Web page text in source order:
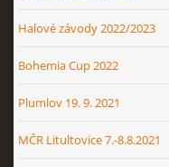
Halové závody 2022/2023
Bohemia Cup 2022
Plumlov 19. 9. 2021
MČR Litultovice 7.-8.8.2021